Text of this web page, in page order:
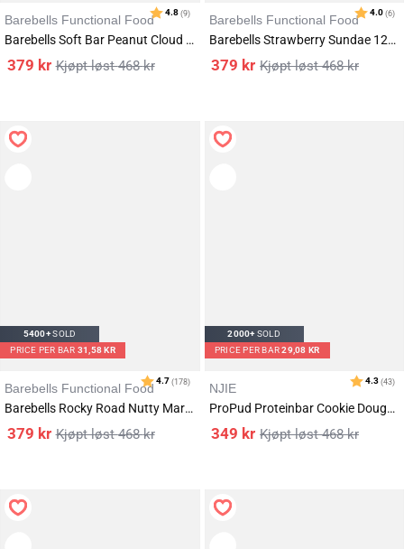
Barebells Functional Food
Barebells Soft Bar Peanut Cloud 12x55g
Karakter:
468kr
379 kr
Barebells Functional Food
Barebells Strawberry Sundae 12x55g
468kr
379 kr
5400+SOLD
PRICE PER BAR 31,58 KR
Barebells Functional Food
Barebells Rocky Road Nutty Marshmallow Bar 12x55g
468kr
379 kr
2000+SOLD
PRICE PER BAR29,08 KR
NJIE
ProPud Proteinbar Cookie Dough 12x55g
468kr
349 kr